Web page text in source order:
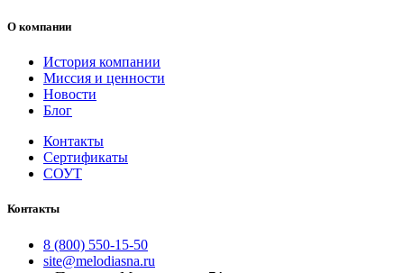
О компании
История компании
Миссия и ценности
Новости
Блог
Контакты
Сертификаты
СОУТ
Контакты
8 (800) 550-15-50
site@melodiasna.ru